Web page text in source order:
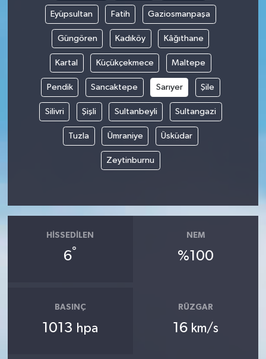
Eyüpsultan Fatih Gaziosmanpaşa
Güngören Kadıköy Kâğıthane
Kartal Küçükçekmece Maltepe
Pendik Sancaktepe Sarıyer Şile
Silivri Şişli Sultanbeyli Sultangazi
Tuzla Ümraniye Üsküdar
Zeytinburnu
HISSEDILEN
6°
NEM
%100
BASINÇ
1013 hpa
RÜZGAR
16 km/s